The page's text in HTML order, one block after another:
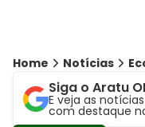
Home Notícias
Siga o Aratu
E veja as
com destaque